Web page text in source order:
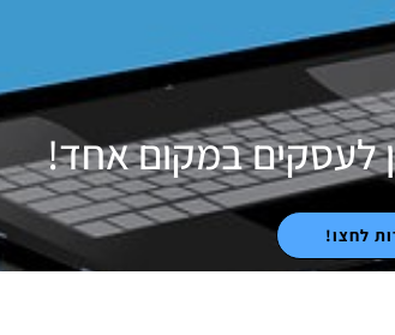
לעסקים במקום אחד!
לחצו!